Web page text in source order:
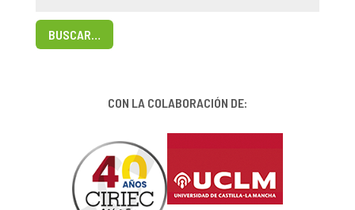
BUSCAR…
CON LA COLABORACIÓN DE: